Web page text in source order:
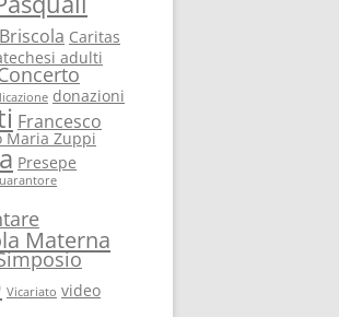
Briscola Caritas
adulti
donazioni
Francesco
Maria Zuppi
Presepe
Materna
Vicariato video